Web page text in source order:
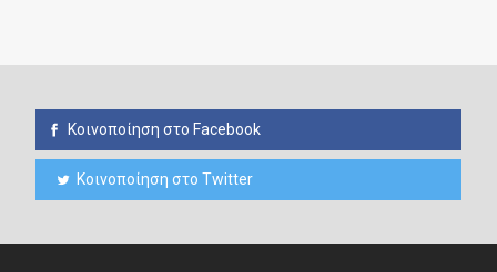
Κοινοποίηση στο Facebook
Κοινοποίηση στο Twitter